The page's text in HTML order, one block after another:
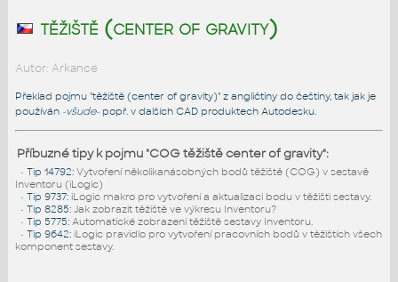
těžiště (center of gravity)
Autor: Arkance
Překlad pojmu "těžiště (center of gravity)" z angličtiny do češtiny, tak jak je
používán -všude-popř. v dalších CAD produktech Autodesku.
Příbuzné tipy k pojmu "COG těžiště center of gravity":
• Tip 14792: Vytvoření několikanásobných bodů těžiště (COG) v sestavě
Inventoru (iLogic)
• Tip 9737: iLogic makro pro vytvoření a aktualizaci bodu v těžišti sestavy.
• Tip 8285: Jak zobrazit těžiště ve výkresu Inventoru?
• Tip 5775: Automatické zobrazení těžiště sestavy Inventoru.
• Tip 9642: iLogic pravidlo pro vytvoření pracovních bodů v těžištích všech
komponent sestavy.